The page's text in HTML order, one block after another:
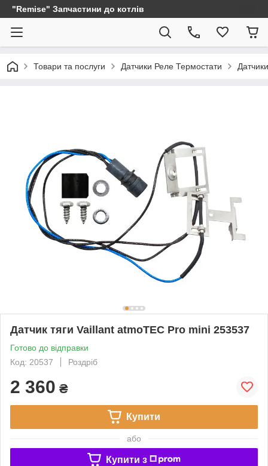
"Remise" Запчастини до котлів
Товари та послуги Датчики Реле Термостати
Датчик тяги Vaillant atmoTEC Pro mini 253537
Готово до відправки
Код: 20537
Роздріб
2 360 ₴
Купити
або
Купити з